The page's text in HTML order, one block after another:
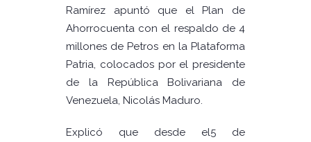
Ramírez apuntó que el Plan de
Ahorrocuenta con el respaldo de 4
millones de Petros en la Plataforma
Patria, colocados por el presidente
de la República Bolivariana de
Venezuela, Nicolás Maduro.
Explicó que desde el5 de